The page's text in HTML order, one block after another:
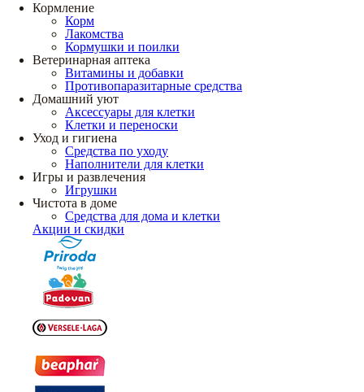
Кормление
Корм
Лакомства
Кормушки и поилки
Ветеринарная аптека
Витамины и добавки
Противопаразитарные средства
Домашний уют
Аксессуары для клетки
Клетки и переноски
Уход и гигиена
Средства по уходу
Наполнители для клетки
Игры и развлечения
Игрушки
Чистота в доме
Средства для дома и клетки
Акции и скидки